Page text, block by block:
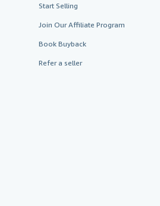
Start Selling
Join Our Affiliate Program
Book Buyback
Refer a seller